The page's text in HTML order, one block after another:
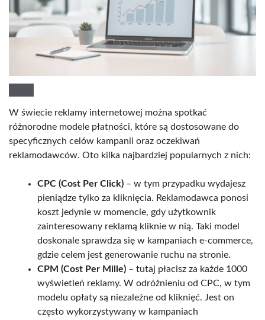
W świecie reklamy internetowej można spotkać
różnorodne modele płatności, które są dostosowane do
specyficznych celów kampanii oraz oczekiwań
reklamodawców. Oto kilka najbardziej popularnych z nich:
CPC (Cost Per Click) – w tym przypadku wydajesz
pieniądze tylko za kliknięcia. Reklamodawca ponosi
koszt jedynie w momencie, gdy użytkownik
zainteresowany reklamą kliknie w nią. Taki model
doskonale sprawdza się w kampaniach e-commerce,
gdzie celem jest generowanie ruchu na stronie.
CPM (Cost Per Mille) – tutaj płacisz za każde 1000
wyświetleń reklamy. W odróżnieniu od CPC, w tym
modelu opłaty są niezależne od kliknięć. Jest on
często wykorzystywany w kampaniach